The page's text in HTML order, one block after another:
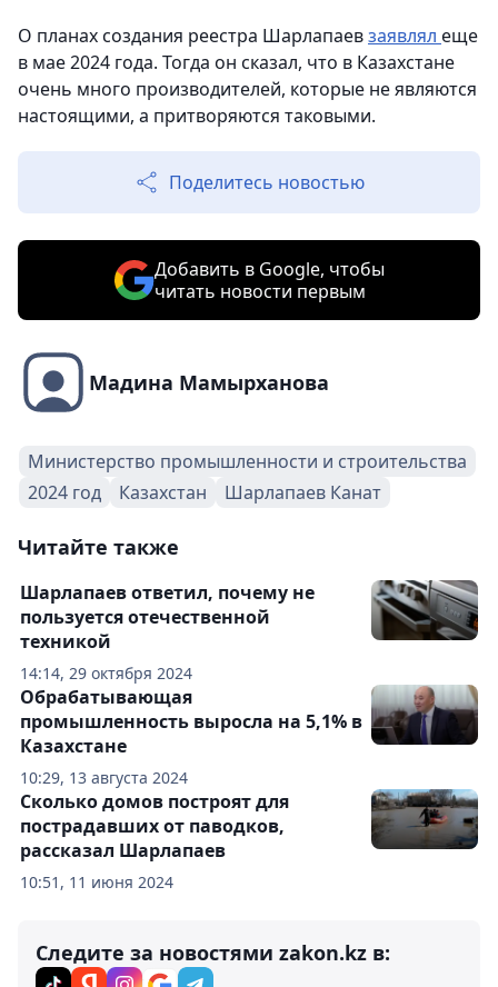
О планах создания реестра Шарлапаевзаявлял еще
в мае 2024 года. Тогда он сказал, что в Казахстане
очень много производителей, которые не являются
настоящими, а притворяются таковыми.
Поделитесь новостью
Добавить в Google, чтобы
читать новости первым
Мадина Мамырханова
Министерство промышленности и строительства
2024 год
Казахстан Шарлапаев Канат
Читайте также
14:14, 29 октября 2024
Шарлапаев ответил, почему не
пользуется отечественной
техникой
10:29, 13 августа 2024
Обрабатывающая
промышленность выросла на 5,1% в
Казахстане
10:51, 11 июня 2024
Сколько домов построят для
пострадавших от паводков,
рассказал Шарлапаев
Следите за новостями zakon.kz в: